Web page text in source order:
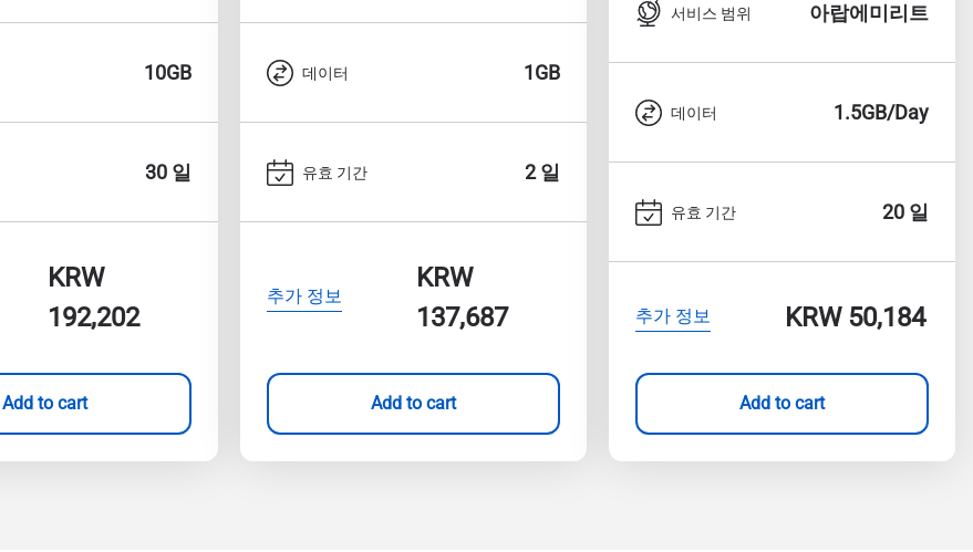
10GB
30 일
KRW
192,202
Add to cart
데이터 1GB
유효 기간 2 일
추가 정보
KRW
137,687
Add to cart
서비스 범위 아랍에미리트
데이터 1.5GB/Day
유효 기간 20 일
추가 정보 KRW 50,184
Add to cart